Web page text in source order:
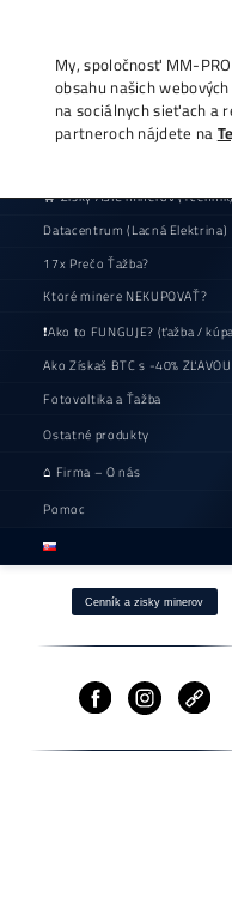
🛒 Zisky ASIC
Datacentrum
17x Prečo Ťažba?
Ktoré minere
❗Ako to
Ako Získaš BTC
Fotovoltika a Ťažba
Ostatné produkty
⌂ Firma – O nás
My,
obsahu
partneroch